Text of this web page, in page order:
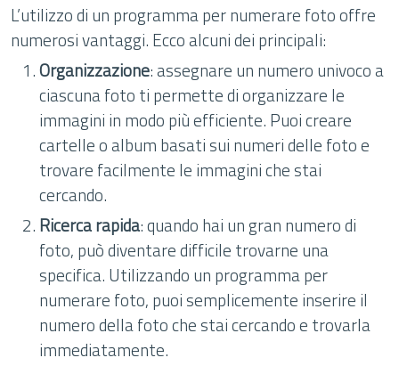
L’utilizzo di un programma per numerare foto offre
numerosi vantaggi. Ecco alcuni dei principali:
Organizzazione: assegnare un numero univoco a
ciascuna foto ti permette di organizzare le
immagini in modo più efficiente. Puoi creare
cartelle o album basati sui numeri delle foto e
trovare facilmente le immagini che stai
cercando.
Ricerca rapida: quando hai un gran numero di
foto, può diventare difficile trovarne una
specifica. Utilizzando un programma per
numerare foto, puoi semplicemente inserire il
numero della foto che stai cercando e trovarla
immediatamente.